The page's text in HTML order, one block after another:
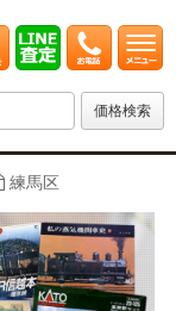
練馬区